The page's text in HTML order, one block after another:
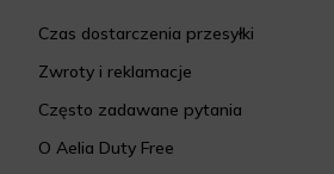
Czas dostarczenia przesyłki
Zwroty i reklamacje
Często zadawane pytania
O Aelia Duty Free